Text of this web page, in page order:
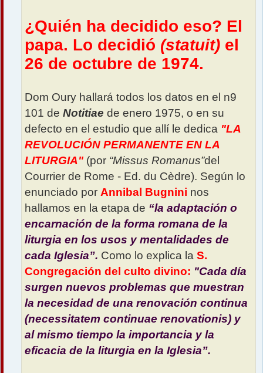
¿Quién ha decidido eso? El
papa. Lo decidió (statuit) el
26 de octubre de 1974.
Dom Oury hallará todos los datos en el n9
101 de Notitiae de enero 1975, o en su
defecto en el estudio que allí le dedica "LA
REVOLUCIÓN PERMANENTE EN LA
LITURGIA" (por “Missus Romanus”del
Courrier de Rome - Ed. du Cèdre). Según lo
enunciado por Annibal Bugnini nos
hallamos en la etapa de “la adaptación o
encarnación de la forma romana de la
liturgia en los usos y mentalidades de
cada Iglesia”. Como lo explica la S.
Congregación del culto divino: "Cada día
surgen nuevos problemas que muestran
la necesidad de una renovación continua
(necessitatem continuae renovationis) y
al mismo tiempo la importancia y la
eficacia de la liturgia en la Iglesia”.